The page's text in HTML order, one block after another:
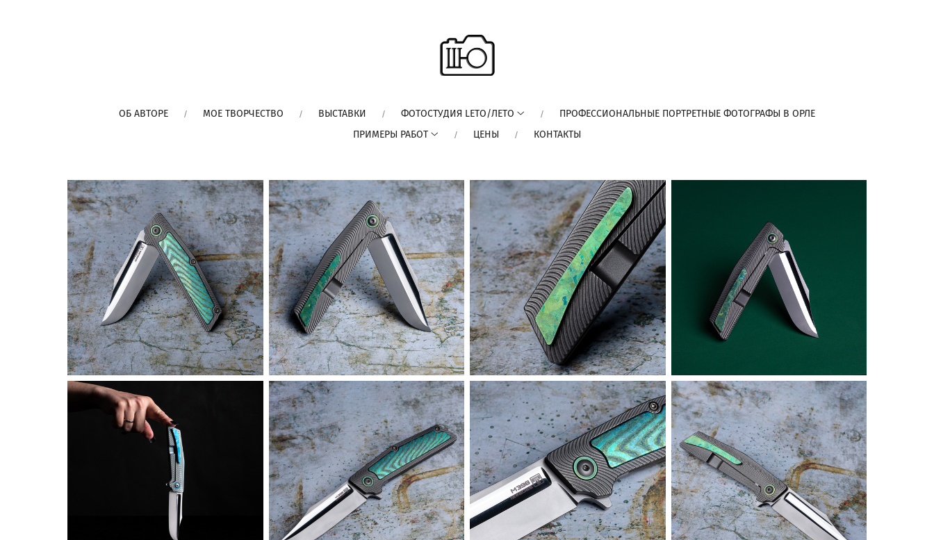
ОБ АВТОРЕ МОЕ ТВОРЧЕСТВО ВЫСТАВКИ ФОТОСТУДИЯ LETO/ЛЕТО
ПРОФЕССИОНАЛЬНЫЕ ПОРТРЕТНЫЕ ФОТОГРАФЫ В ОРЛЕ
ПРИМЕРЫ РАБОТ
ЦЕНЫ КОНТАКТЫ